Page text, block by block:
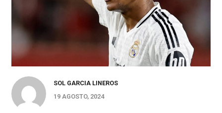
SOL GARCIA LINEROS
19 AGOSTO, 2024